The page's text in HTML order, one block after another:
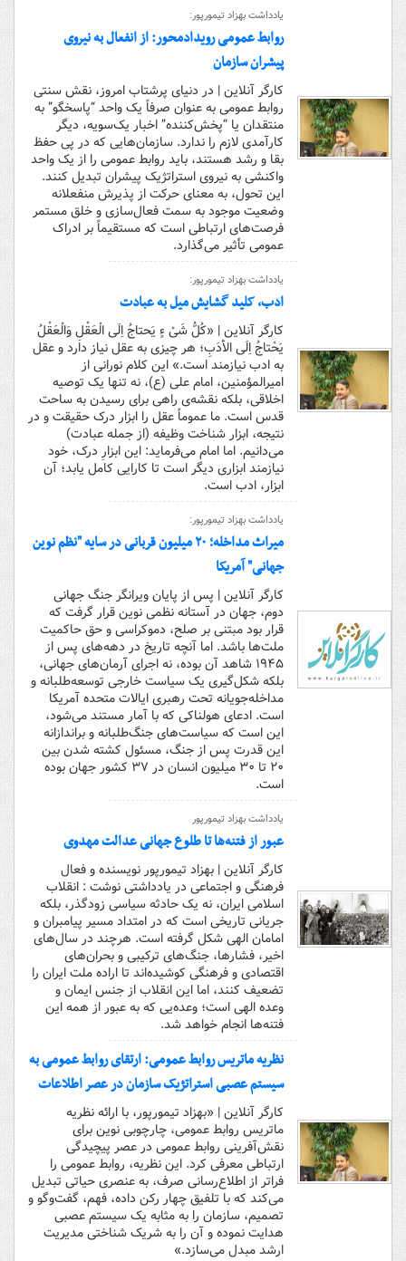
یادداشت بهزاد تیمورپور:
روابط عمومی رویدادمحور: از انفعال به نیروی
پیشران سازمان
کارگر آنلاین | در دنیای پرشتاب امروز، نقش سنتی
روابط عمومی به عنوان صرفاً یک واحد “پاسخگو” به
منتقدان یا “پخش‌کننده” اخبار یک‌سویه، دیگر
کارآمدی لازم را ندارد. سازمان‌هایی که در پی حفظ
بقا و رشد هستند، باید روابط عمومی را از یک واحد
واکنشی به نیروی استراتژیک پیشران تبدیل کنند.
این تحول، به معنای حرکت از پذیرش منفعلانه
وضعیت موجود به سمت فعال‌سازی و خلق مستمر
فرصت‌های ارتباطی است که مستقیماً بر ادراک
عمومی تأثیر می‌گذارد.
یادداشت بهزاد تیمورپور:
ادب، کلید گشایش میل به عبادت
کارگر آنلاین | «کُلُّ شَىْ ءٍ یَحتاجُ اِلَى الْعَقْلِ وَالْعَقْلُ
یَحْتاجُ اِلَى الاَْدَبِ؛ هر چیزى به عقل نیاز دارد و عقل
به ادب نیازمند است.» این کلام نورانی از
امیرالمؤمنین، امام علی (ع)، نه تنها یک توصیه
اخلاقی، بلکه نقشه‌ی راهی برای رسیدن به ساحت
قدس است. ما عموماً عقل را ابزار درک حقیقت و در
نتیجه، ابزار شناخت وظیفه (از جمله عبادت)
می‌دانیم. اما امام می‌فرماید: این ابزارِ درک، خود
نیازمند ابزاری دیگر است تا کارایی کامل یابد؛ آن
ابزار، ادب است.
یادداشت بهزاد تیمورپور:
میراث مداخله؛ ۲۰ میلیون قربانی در سایه "نظم نوین
جهانی" آمریکا
کارگر آنلاین | پس از پایان ویرانگر جنگ جهانی
دوم، جهان در آستانه نظمی نوین قرار گرفت که
قرار بود مبتنی بر صلح، دموکراسی و حق حاکمیت
ملت‌ها باشد. اما آنچه تاریخ در دهه‌های پس از
۱۹۴۵ شاهد آن بوده، نه اجرای آرمان‌های جهانی،
بلکه شکل‌گیری یک سیاست خارجی توسعه‌طلبانه و
مداخله‌جویانه تحت رهبری ایالات متحده آمریکا
است. ادعای هولناکی که با آمار مستند می‌شود،
این است که سیاست‌های جنگ‌طلبانه و براندازانه
این قدرت پس از جنگ، مسئول کشته شدن بین
۲۰ تا ۳۰ میلیون انسان در ۳۷ کشور جهان بوده
است.
یادداشت بهزاد تیمورپور
عبور از فتنه‌ها تا طلوع جهانی عدالت مهدوی
کارگر آنلاین | بهزاد تیمورپور نویسنده و فعال
فرهنگی و اجتماعی در یادداشتی نوشت : انقلاب
اسلامی ایران، نه یک حادثه سیاسی زودگذر، بلکه
جریانی تاریخی است که در امتداد مسیر پیامبران و
امامان الهی شکل گرفته است. هرچند در سال‌های
اخیر، فشارها، جنگ‌های ترکیبی و بحران‌های
اقتصادی و فرهنگی کوشیده‌اند تا اراده ملت ایران را
تضعیف کنند، اما این انقلاب از جنس ایمان و
وعده الهی است؛ وعده‌یی که به عبور از همه این
فتنه‌ها انجام خواهد شد.
نظریه ماتریس روابط عمومی: ارتقای روابط عمومی به
سیستم عصبی استراتژیک سازمان در عصر اطلاعات
کارگر آنلاین | «بهزاد تیمورپور، با ارائه نظریه
ماتریس روابط عمومی، چارچوبی نوین برای
نقش‌آفرینی روابط عمومی در عصر پیچیدگی
ارتباطی معرفی کرد. این نظریه، روابط عمومی را
فراتر از اطلاع‌رسانی صرف، به عنصری حیاتی تبدیل
می‌کند که با تلفیق چهار رکن داده، فهم، گفت‌وگو و
تصمیم، سازمان را به مثابه یک سیستم عصبی
هدایت نموده و آن را به شریک شناختی مدیریت
ارشد مبدل می‌سازد.»